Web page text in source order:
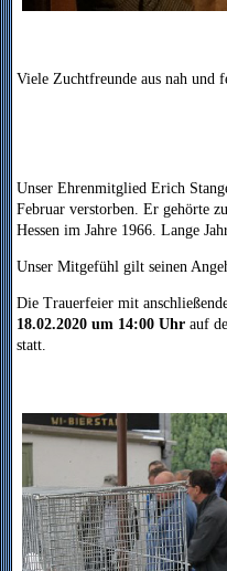
Viele Zuchtfreunde aus nah und
Unser Ehrenmitglied Erich
Februar verstorben. Er gehörte
Hessen im Jahre 1966. Lange
Unser Mitgefühl gilt seinen
Die Trauerfeier mit
18.02.2020 um 14:00 Uhr auf
statt.